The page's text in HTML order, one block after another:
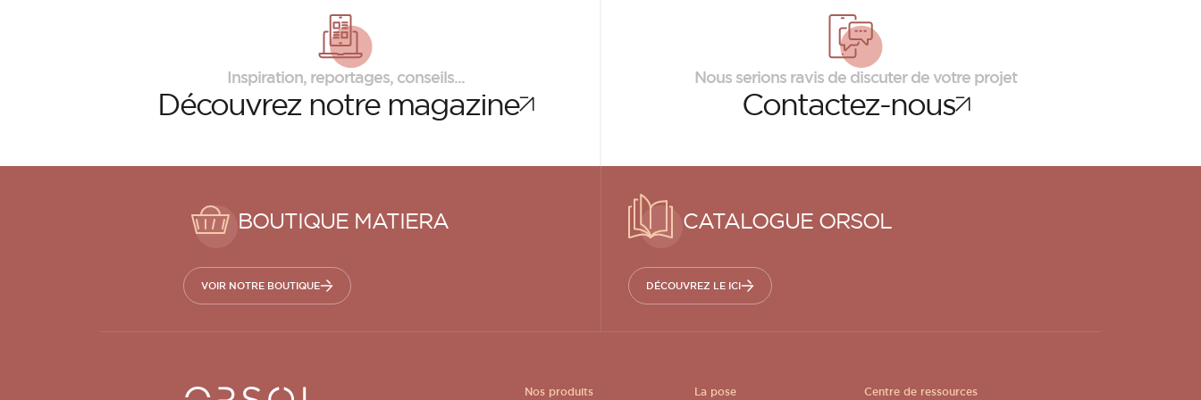
Inspiration, reportages, conseils...
Découvreznotre magazine
Nous serions ravis de discuter de votre projet
Contactez-nous
BOUTIQUE MATIERA
VOIR NOTRE BOUTIQUE
CATALOGUE ORSOL
DÉCOUVREZ LE ICI
Orsol S.A. Nos produits La pose Centre de ressources